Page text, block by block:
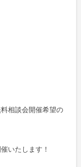
相談会開催希望の
いたします！